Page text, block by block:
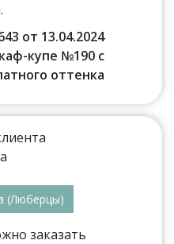
от 13.04.2024
купе №190 с
оттенка
(Люберцы)
заказать